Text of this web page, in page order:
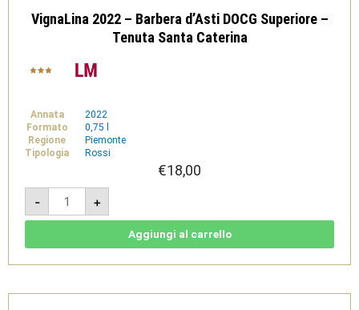
VignaLina 2022 – Barbera d’Asti DOCG Superiore –
Tenuta Santa Caterina
Annata
2022
Formato
0,75 l
Regione
Piemonte
Tipologia
Rossi
€18,00
-
VignaLina
2022
-
Barbera
-
Caterina
+
Aggiungi al carrello